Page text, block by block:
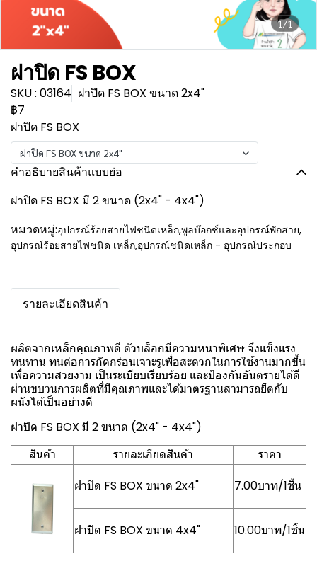
1/1
ฝาปิด FS BOX
SKU : 03164 ฝาปิด FS BOX ขนาด 2x4"
฿7
ฝาปิด FS BOX
ฝาปิด FS BOX ขนาด 2x4"
คำอธิบายสินค้าแบบย่อ
ฝาปิด FS BOX มี 2 ขนาด (2x4" - 4x4")
หมวดหมู่:อุปกรณ์ร้อยสายไฟชนิดเหล็ก,พูลบ๊อกซ์และอุปกรณ์พักสาย,
อุปกรณ์ร้อยสายไฟชนิด เหล็ก,อุปกรณ์ชนิดเหล็ก - อุปกรณ์ประกอบ
รายละเอียดสินค้า
ผลิตจากเหล็กคุณภาพดี ตัวบล็อกมีความหนาพิเศษ จึงแข็งแรง
ทนทาน ทนต่อการกัดกร่อนเจาะรูเพื่อสะดวกในการใช้งานมากขึ้น
เพื่อความสวยงาม เป็นระเบียบเรียบร้อย และป้องกันอันตรายได้ดี
ผ่านขบวนการผลิตที่มีคุณภาพและได้มาตรฐานสามารถยึดกับ
ผนังได้เป็นอย่างดี
ฝาปิด FS BOX มี 2 ขนาด (2x4" - 4x4")
สินค้า
รายละเอียดสินค้า
ราคา
ฝาปิด FS BOX ขนาด 2x4"
7.00บาท/1ชิ้น
ฝาปิด FS BOX ขนาด 4x4" 10.00บาท/1ชิ้น